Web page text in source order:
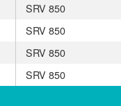
SRV 850
SRV 850
SRV 850
SRV 850